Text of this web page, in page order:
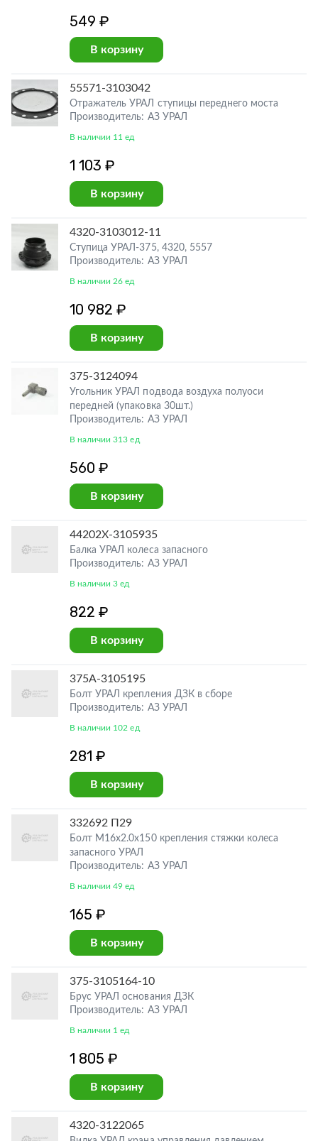
549 ₽
В корзину
55571-3103042
Отражатель УРАЛ ступицы переднего моста
Производитель: АЗ УРАЛ
В наличии 11 ед
1 103 ₽
В корзину
4320-3103012-11
Ступица УРАЛ-375, 4320, 5557
Производитель: АЗ УРАЛ
В наличии 26 ед
10 982 ₽
В корзину
375-3124094
Угольник УРАЛ подвода воздуха полуоси
передней (упаковка 30шт.)
Производитель: АЗ УРАЛ
В наличии 313 ед
560 ₽
В корзину
44202Х-3105935
Балка УРАЛ колеса запасного
Производитель: АЗ УРАЛ
В наличии 3 ед
822 ₽
В корзину
375А-3105195
Болт УРАЛ крепления ДЗК в сборе
Производитель: АЗ УРАЛ
В наличии 102 ед
281 ₽
В корзину
332692 П29
Болт М16х2.0х150 крепления стяжки колеса
запасного УРАЛ
Производитель: АЗ УРАЛ
В наличии 49 ед
165 ₽
В корзину
375-3105164-10
Брус УРАЛ основания ДЗК
Производитель: АЗ УРАЛ
В наличии 1 ед
1 805 ₽
В корзину
4320-3122065